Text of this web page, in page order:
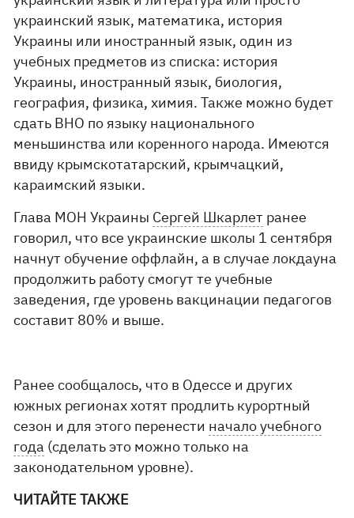
украинский язык, математика, история
Украины или иностранный язык, один из
учебных предметов из списка: история
Украины, иностранный язык, биология,
география, физика, химия. Также можно будет
сдать ВНО по языку национального
меньшинства или коренного народа. Имеются
ввиду крымскотатарский, крымчацкий,
караимский языки.
Глава МОН Украины Сергей Шкарлет ранее
говорил, что все украинские школы 1 сентября
начнут обучение оффлайн, а в случае локдауна
продолжить работу смогут те учебные
заведения, где уровень вакцинации педагогов
составит 80% и выше.
Ранее сообщалось, что в Одессе и других
южных регионах хотят продлить курортный
сезон и для этого перенести начало учебного
года (сделать это можно только на
законодательном уровне).
ЧИТАЙТЕ ТАКЖЕ